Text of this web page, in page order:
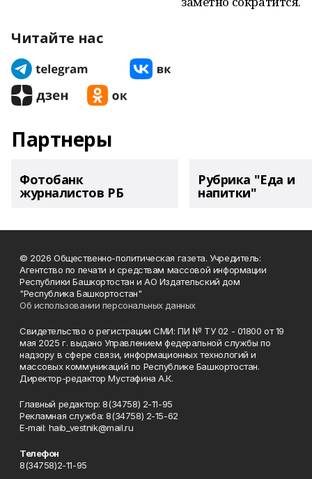
Читайте нас
Партнеры
Фотобанк
журналистов РБ
Рубрика "Еда и
напитки"
© 2026 Общественно-политическая газета. Учредитель:
Агентство по печати и средствам массовой информации
Республики Башкортостан и АО Издательский дом
"Республика Башкортостан"
Об использовании персональных данных
Свидетельство о регистрации СМИ: ПИ № ТУ 02 - 01800 от 19
мая 2025 г. выдано Управлением федеральной службы по
надзору в сфере связи, информационных технологий и
массовых коммуникаций по Республике Башкортостан.
Директор-редактор Мустафина А.К.
Главный редактор: 8(34758) 2-11-95
Рекламная служба: 8(34758) 2-15-62
Е-mаil: haib_vestnik@mail.ru
Телефон
8(34758)2-11-95